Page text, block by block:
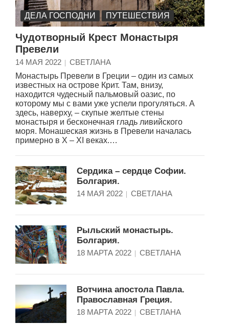
ДЕЛА ГОСПОДНИ ПУТЕШЕСТВИЯ
Чудотворный Крест Монастыря
Превели
14 МАЯ 2022
СВЕТЛАНА
Монастырь Превели в Греции – один из самых
известных на острове Крит. Там, внизу,
находится чудесный пальмовый оазис, по
которому мы с вами уже успели прогуляться. А
здесь, наверху, – скупые желтые стены
монастыря и бесконечная гладь ливийского
моря. Монашеская жизнь в Превели началась
примерно в X – XI веках.…
Сердика – сердце Софии.
Болгария.
14 МАЯ 2022 СВЕТЛАНА
Рыльский монастырь.
Болгария.
18 МАРТА 2022 СВЕТЛАНА
Вотчина апостола Павла.
Православная Греция.
18 МАРТА 2022 СВЕТЛАНА